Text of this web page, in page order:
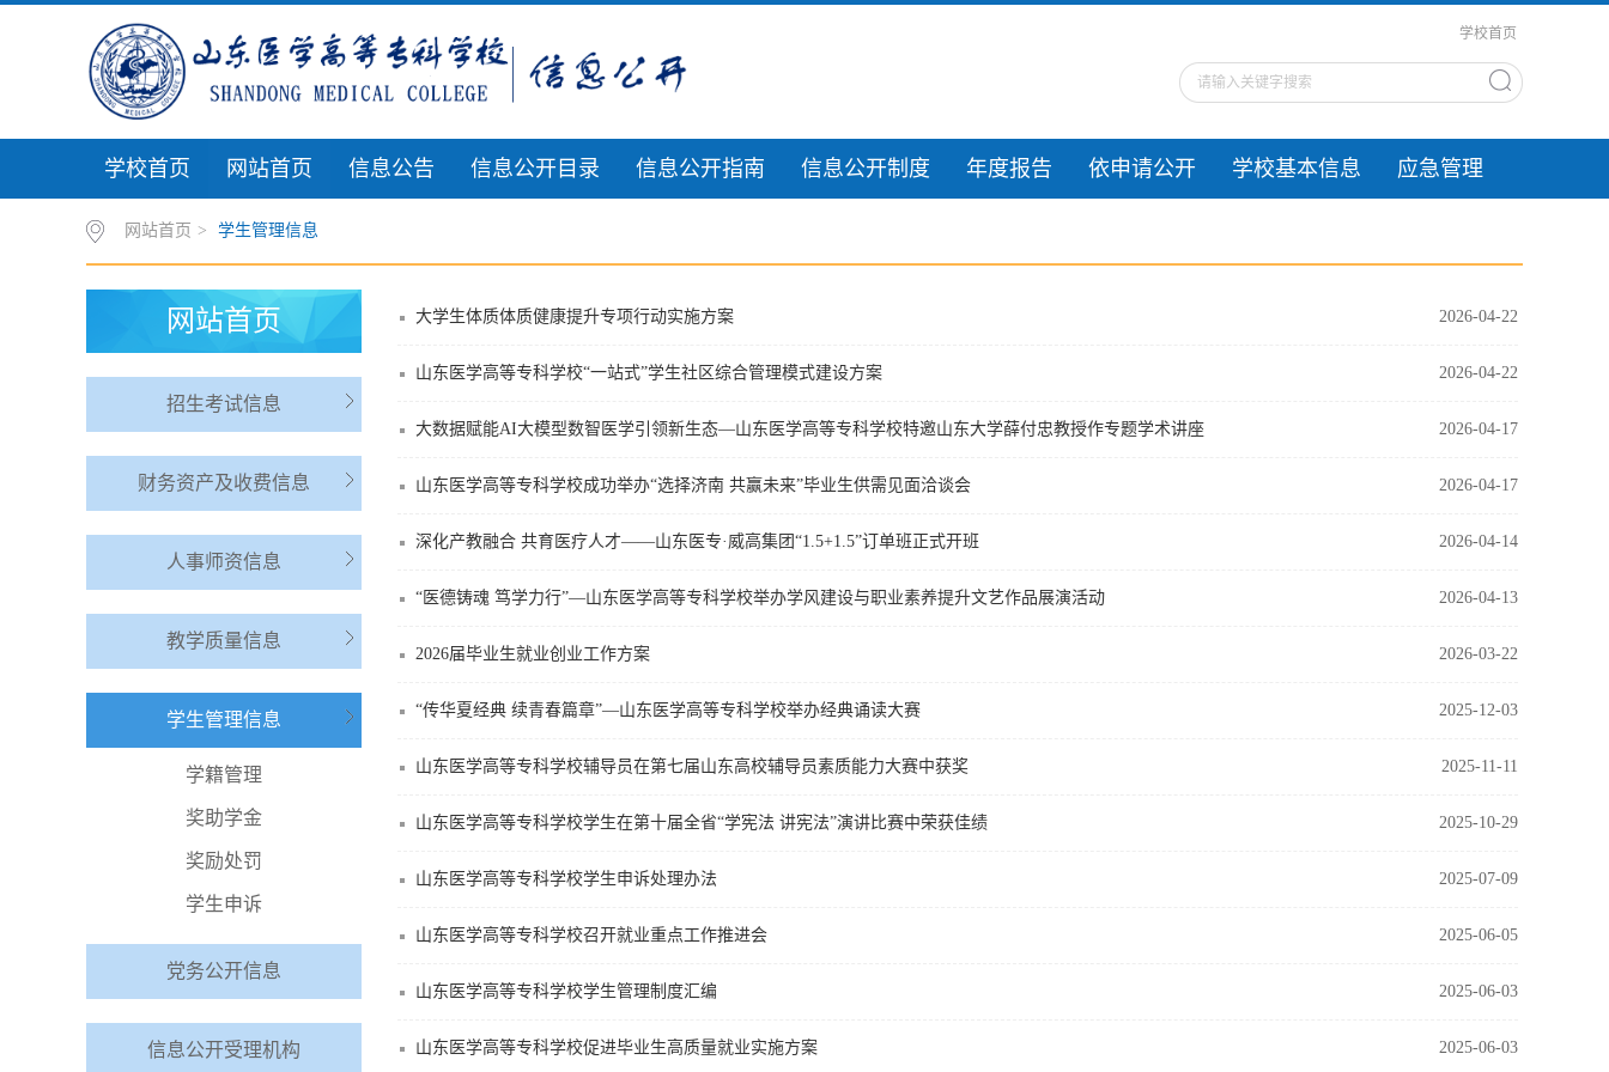
学校首页
学校首页 网站首页 信息公告 信息公开目录 信息公开指南 信息公开制度 年度报告 依申请公开 学校基本信息 应急管理
网站首页 > 学生管理信息
网站首页
招生考试信息
财务资产及收费信息
人事师资信息
教学质量信息
学生管理信息
学籍管理
奖助学金
奖励处罚
学生申诉
党务公开信息
信息公开受理机构
2026-04-22
大学生体质体质健康提升专项行动实施方案
2026-04-22
山东医学高等专科学校“一站式”学生社区综合管理模式建设方案
2026-04-17
大数据赋能AI大模型数智医学引领新生态—山东医学高等专科学校特邀山东大学薛付忠教授作专题学术讲座
2026-04-17
山东医学高等专科学校成功举办“选择济南 共赢未来”毕业生供需见面洽谈会
2026-04-14
深化产教融合 共育医疗人才——山东医专·威高集团“1.5+1.5”订单班正式开班
2026-04-13
“医德铸魂 笃学力行”—山东医学高等专科学校举办学风建设与职业素养提升文艺作品展演活动
2026-03-22
2026届毕业生就业创业工作方案
2025-12-03
“传华夏经典 续青春篇章”—山东医学高等专科学校举办经典诵读大赛
2025-11-11
山东医学高等专科学校辅导员在第七届山东高校辅导员素质能力大赛中获奖
2025-10-29
山东医学高等专科学校学生在第十届全省“学宪法 讲宪法”演讲比赛中荣获佳绩
2025-07-09
山东医学高等专科学校学生申诉处理办法
2025-06-05
山东医学高等专科学校召开就业重点工作推进会
2025-06-03
山东医学高等专科学校学生管理制度汇编
2025-06-03
山东医学高等专科学校促进毕业生高质量就业实施方案